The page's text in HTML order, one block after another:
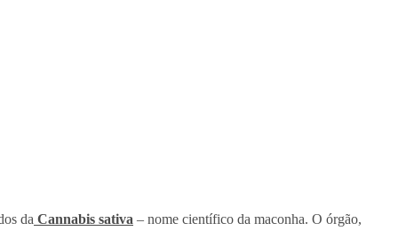
da Cannabis sativa – nome científico da maconha. O órgão,